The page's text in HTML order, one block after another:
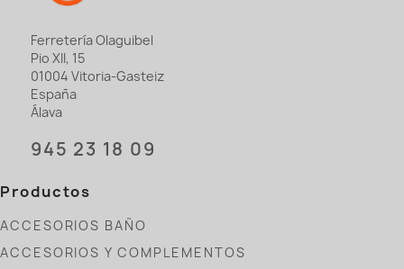
Ferretería Olaguibel
Pio XII, 15
01004 Vitoria-Gasteiz
España
Álava
945 23 18 09
Productos
ACCESORIOS BAÑO
ACCESORIOS Y COMPLEMENTOS